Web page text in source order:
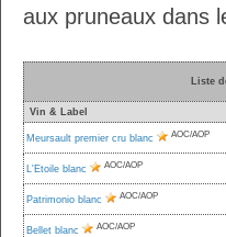
aux pruneaux dans
Liste
Vin & Label
Meursault premier cru blanc AOC/AOP
L'Etoile blanc AOC/AOP
Patrimonio blanc AOC/AOP
Bellet blanc AOC/AOP